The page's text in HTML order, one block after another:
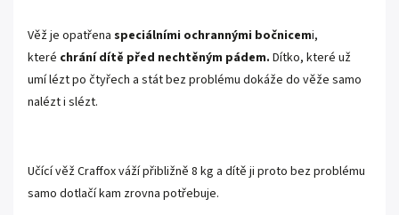
Věž je opatřena speciálními ochrannými bočnicemi,
které chrání dítě před nechtěným pádem. Dítko, které už
umí lézt po čtyřech a stát bez problému dokáže do věže samo
nalézt i slézt.
Učící věž Craffox váží přibližně 8 kg a dítě ji proto bez problému
samo dotlačí kam zrovna potřebuje.